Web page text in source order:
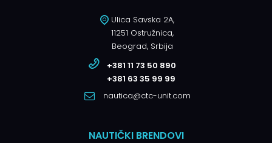
Ulica Savska 2A,
11251 Ostružnica,
Beograd, Srbija
+381 11 73 50 890
+381 63 35 99 99
nautica@ctc-unit.com
NAUTIČKI BRENDOVI